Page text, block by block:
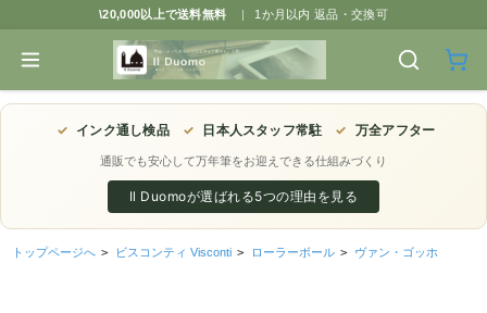
\20,000以上で送料無料 | 1か月以内 返品・交換可
✓ インク通し検品 ✓ 日本人スタッフ常駐 ✓ 万全アフター
通販でも安心して万年筆をお迎えできる仕組みづくり
Il Duomoが選ばれる5つの理由を見る
トップページへ > ビスコンティ Visconti > ローラーボール > ヴァン・ゴッホ